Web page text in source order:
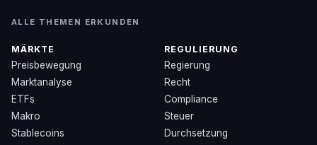
ALLE THEMEN ERKUNDEN
MÄRKTE
Preisbewegung
Marktanalyse
ETFs
Makro
Stablecoins
REGULIERUNG
Regierung
Recht
Compliance
Steuer
Durchsetzung